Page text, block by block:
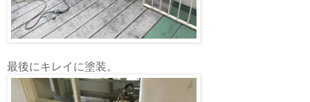
最後にキレイに塗装。